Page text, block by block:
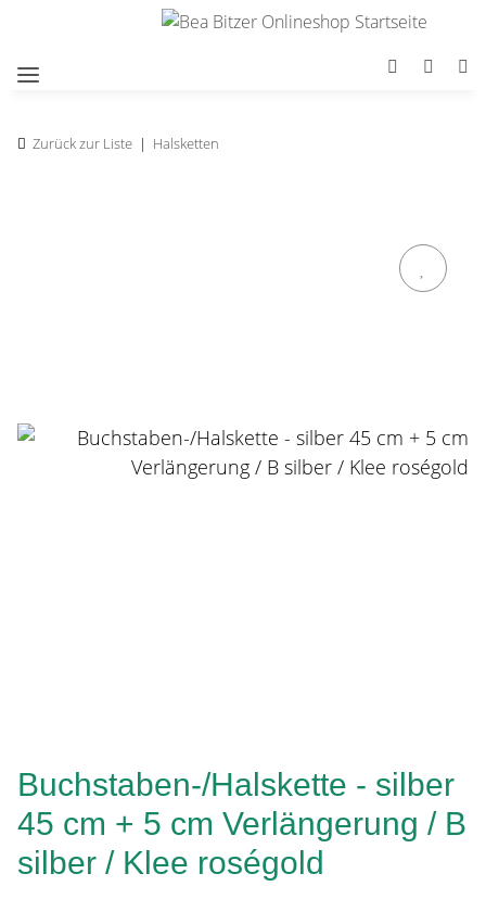
Zurück zur Liste Halsketten
Buchstaben-/Halskette - silber
45 cm + 5 cm Verlängerung / B
silber / Klee roségold